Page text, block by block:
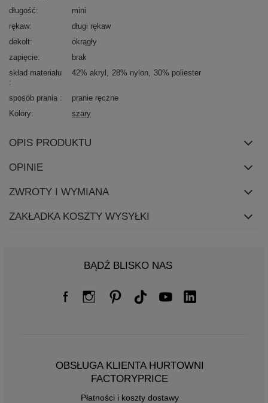
długość
mini
rękaw
długi rękaw
dekolt
okrągły
zapięcie
brak
skład materiału
42% akryl 28% nylon 30% poliester
sposób prania
pranie ręczne
Kolory
szary
OPIS PRODUKTU
OPINIE
ZWROTY I WYMIANA
ZAKŁADKA KOSZTY WYSYŁKI
BĄDŹ BLISKO NAS
OBSŁUGA KLIENTA HURTOWNI
FACTORYPRICE
Płatności i koszty dostawy